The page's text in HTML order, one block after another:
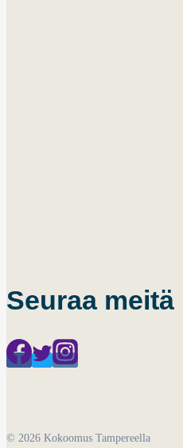
Seuraa meitä
© 2026 Kokoomus Tampereella